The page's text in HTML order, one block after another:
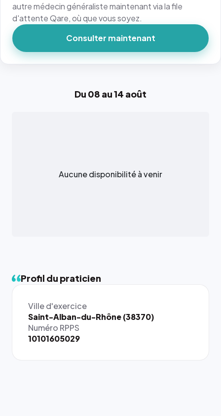
Du 08 au 14 août
Aucune disponibilité à venir
Profil du praticien
Ville d'exercice
Saint-Alban-du-Rhône (38370)
Numéro RPPS
10101605029
autre médecin généraliste maintenant via la file
d'attente Qare, où que vous soyez.
Consulter maintenant
{# 40×40
: la taille
rendue par
`.profile-